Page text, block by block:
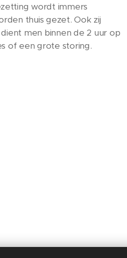
wordt immers
thuis gezet. Ook zij
men binnen de 2 uur op
of een grote storing.